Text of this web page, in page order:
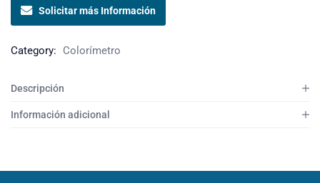
Solicitar más Información
Category: Colorímetro
Descripción
Información adicional